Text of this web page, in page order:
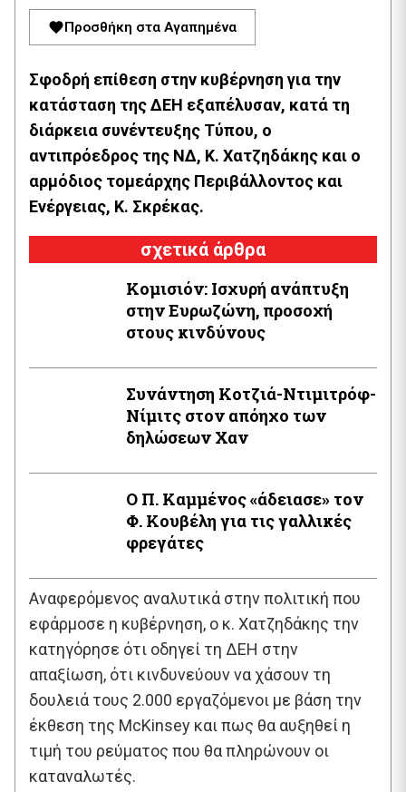
Προσθήκη στα Αγαπημένα
Σφοδρή επίθεση στην κυβέρνηση για την
κατάσταση της ΔΕΗ εξαπέλυσαν, κατά τη
διάρκεια συνέντευξης Τύπου, ο
αντιπρόεδρος της ΝΔ, Κ. Χατζηδάκης και ο
αρμόδιος τομεάρχης Περιβάλλοντος και
Ενέργειας, Κ. Σκρέκας.
σχετικά άρθρα
Κομισιόν: Ισχυρή ανάπτυξη
στην Ευρωζώνη, προσοχή
στους κινδύνους
Συνάντηση Κοτζιά-Ντιμιτρόφ-
Νίμιτς στον απόηχο των
δηλώσεων Χαν
Ο Π. Καμμένος «άδειασε» τον
Φ. Κουβέλη για τις γαλλικές
φρεγάτες
Αναφερόμενος αναλυτικά στην πολιτική που
εφάρμοσε η κυβέρνηση, ο κ. Χατζηδάκης την
κατηγόρησε ότι οδηγεί τη ΔΕΗ στην
απαξίωση, ότι κινδυνεύουν να χάσουν τη
δουλειά τους 2.000 εργαζόμενοι με βάση την
έκθεση της McKinsey και πως θα αυξηθεί η
τιμή του ρεύματος που θα πληρώνουν οι
καταναλωτές.